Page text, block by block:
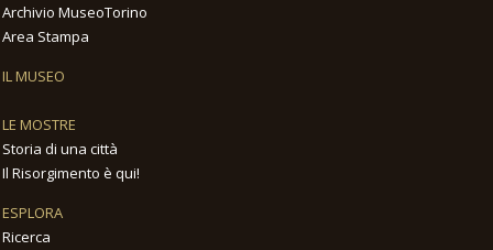
Archivio MuseoTorino
Area Stampa
IL MUSEO
LE MOSTRE
Storia di una città
Il Risorgimento è qui!
ESPLORA
Ricerca